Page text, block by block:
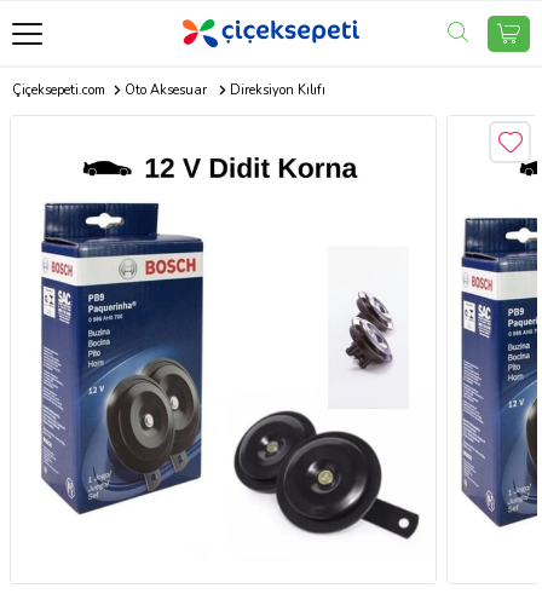
Çiçeksepeti.com Oto Aksesuar Direksiyon Kılıfı